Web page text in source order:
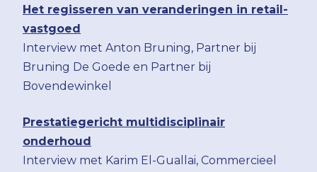
Het regisseren van veranderingen in retail-
vastgoed
Interview met Anton Bruning, Partner bij
Bruning De Goede en Partner bij
Bovendewinkel
Prestatiegericht multidisciplinair
onderhoud
Interview met Karim El-Guallai, Commercieel